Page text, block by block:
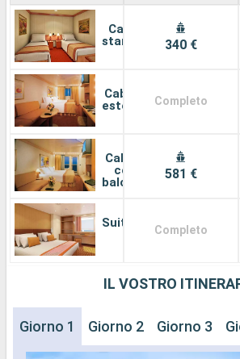
Cabina
standard
Cabina
esterna
Cabina
con
balcone
Suite
340 €
Completo
581 €
Completo
IL VOSTRO
Giorno 1 Giorno 2 Giorno 3